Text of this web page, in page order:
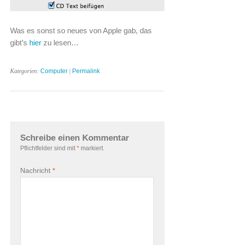
Was es sonst so neues von Apple gab, das
gibt’s hier zu lesen…
Kategorien: Computer | Permalink
Schreibe einen Kommentar
Pflichtfelder sind mit * markiert.
Nachricht *